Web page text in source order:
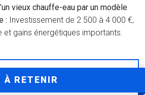
vieux chauffe-eau par un modèle
: Investissement de 2 500 à 4 000 €,
et gains énergétiques importants.
À RETENIR